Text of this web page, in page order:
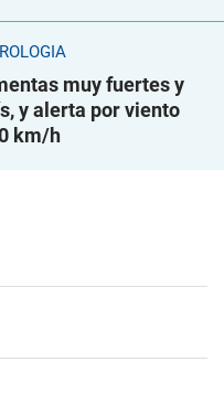
muy fuertes y
y alerta por viento
km/h